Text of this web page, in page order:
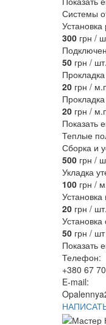
Системы
300 грн /
50 грн / шт.
20 грн /
20 грн /
Показать
Теплые
Сборка и
500 грн /
Укладка
100 грн /
20 грн / шт.
50 грн / шт
Показать
Телефон:
+380 67
E-mail: